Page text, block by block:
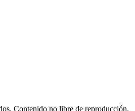
Contenido no libre de reproducción.